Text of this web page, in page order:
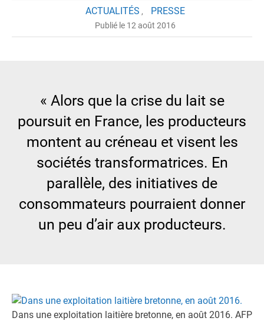
ME CONNECTER / ADHÉRER
ACTUALITÉS , PRESSE
Publié le 12 août 2016
« Alors que la crise du lait se
poursuit en France, les producteurs
montent au créneau et visent les
sociétés transformatrices. En
parallèle, des initiatives de
consommateurs pourraient donner
un peu d’air aux producteurs.
Dans une exploitation laitière bretonne, en août 2016. AFP